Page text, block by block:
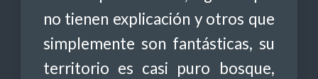
no tienen explicación y otros que
simplemente son fantásticas, su
territorio es casi puro bosque,